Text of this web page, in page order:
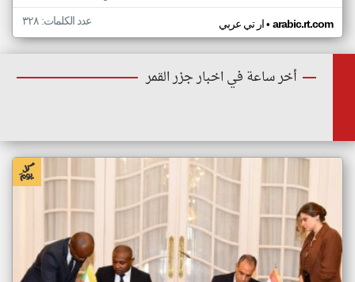
ار تي عربي• arabic.rt.com عدد الكلمات: ٣٢٨
أخر ساعة في اخبار جزر القمر